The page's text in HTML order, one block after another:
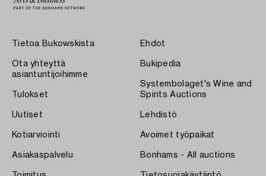
Tietoa Bukowskista
Ota yhteyttä
asiantuntijoihimme
Tulokset
Uutiset
Kotiarviointi
Asiakaspalvelu
Ehdot
Bukipedia
Systembolaget's Wine and
Spirits Auctions
Lehdistö
Avoimet työpaikat
Bonhams - All auctions